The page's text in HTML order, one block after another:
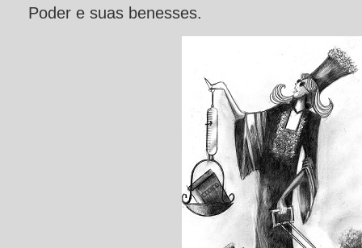
Poder e suas benesses.